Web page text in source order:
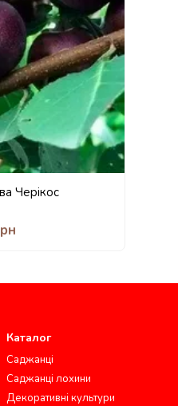
Черікос
Каталог
Саджанці
Саджанці лохини
Декоративні культури